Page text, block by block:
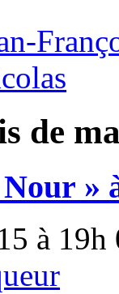
de
»
à